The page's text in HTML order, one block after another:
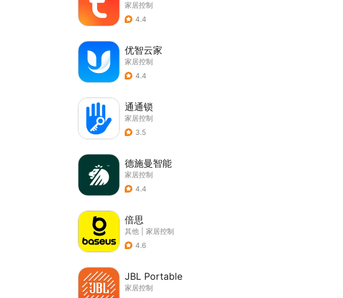
家居控制
4.4
优智云家
家居控制
4.4
通通锁
家居控制
3.5
德施曼智能
家居控制
4.4
倍思
其他
家居控制
4.6
JBL Portable
家居控制